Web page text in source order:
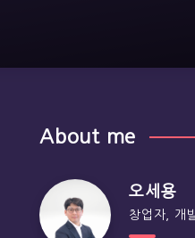
About me
오세용
창업자, 개